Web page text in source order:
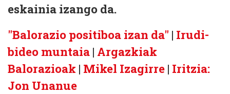
eskainia izango da.
"Balorazio positiboa izan da" | Irudi-
bideo muntaia | Argazkiak
Balorazioak | Mikel Izagirre | Iritzia:
Jon Unanue